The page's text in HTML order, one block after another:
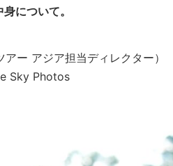
について。
ー アジア担当ディレクター）
Sky Photos